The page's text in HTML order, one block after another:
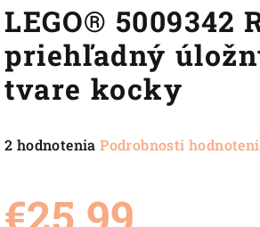
LEGO® 5009342
priehľadný
tvare kocky
Priemerné
je
2 hodnotenia Podrobnosti
€25,99